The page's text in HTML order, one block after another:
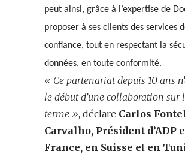
peut ainsi, grâce à l’expertise de
proposer à ses clients des services
confiance, tout en respectant la
données, en toute conformité.
« Ce partenariat depuis 10 ans
le début d’une collaboration sur
terme », déclare Carlos
Carvalho, Président d’ADP
France, en Suisse et en